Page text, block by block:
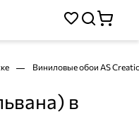
Виниловые обои AS
в